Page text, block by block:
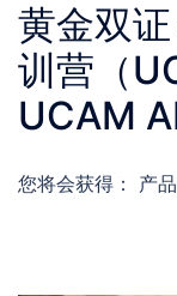
黄金双
训营（
UCAM
您将会获得： 产